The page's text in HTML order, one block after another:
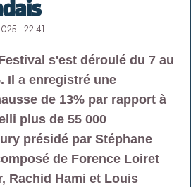
- 22:41
s'est déroulé du 7 au
Il a enregistré une
de 13% par rapport à
plus de 55 000
présidé par Stéphane
de Forence Loiret
Rachid Hami et Louis